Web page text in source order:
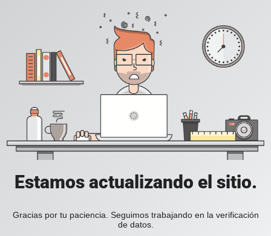
Estamos actualizando el sitio.
Gracias por tu paciencia. Seguimos trabajando en la verificación
de datos.